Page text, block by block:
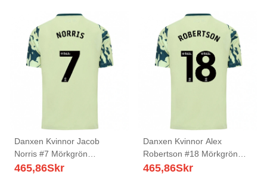
Danxen Kvinnor Jacob
Norris #7 Mörkgrön
Bortatröja Matchtröjor
465,86Skr
Danxen Kvinnor Alex
Robertson #18 Mörkgrön
Bortatröja Matchtröjor
465,86Skr